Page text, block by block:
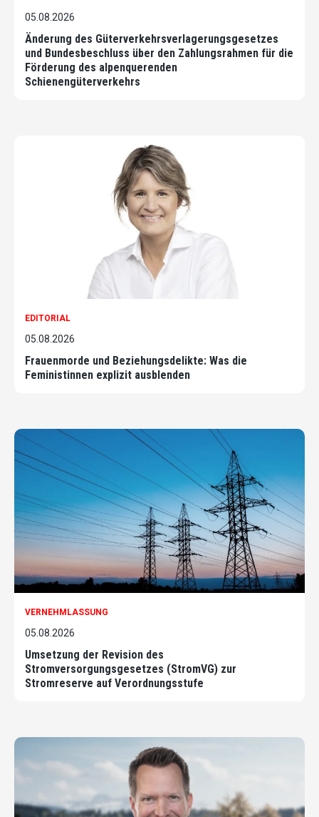
05.08.2026
Änderung des Güterverkehrsverlagerungsgesetzes
und Bundesbeschluss über den Zahlungsrahmen für die
Förderung des alpenquerenden
Schienengüterverkehrs
EDITORIAL
05.08.2026
Frauenmorde und Beziehungsdelikte: Was die
Feministinnen explizit ausblenden
VERNEHMLASSUNG
05.08.2026
Umsetzung der Revision des
Stromversorgungsgesetzes (StromVG) zur
Stromreserve auf Verordnungsstufe